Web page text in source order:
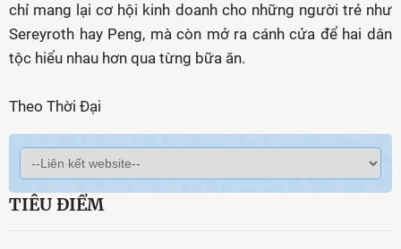
chỉ mang lại cơ hội kinh doanh cho những người trẻ như
Sereyroth hay Peng, mà còn mở ra cánh cửa để hai dân
tộc hiểu nhau hơn qua từng bữa ăn.
Theo Thời Đại
TIÊU ĐIỂM